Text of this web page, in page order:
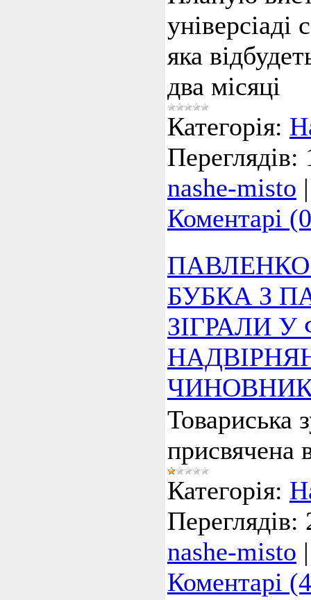
універсіаді
яка
два місяці
Категорія:
Переглядів:
nashe-misto
Коментарі
БУБКА З
ЗIГРАЛИ У
Товариська
присвячена
Категорія:
Переглядів:
nashe-misto
Коментарі